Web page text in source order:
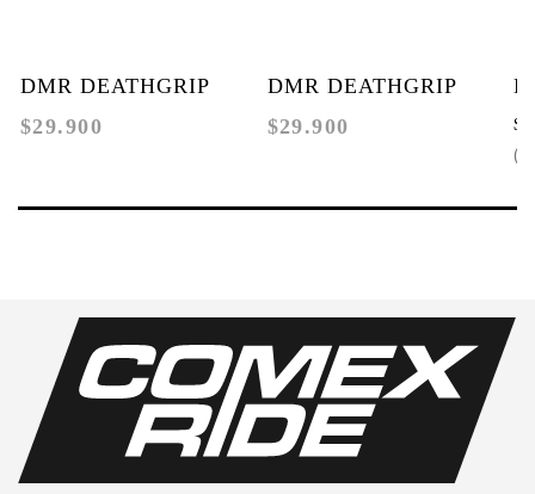
DMR DEATHGRIP
RED FLANGELESS
$29.900
DMR DEATHGRIP
CAMO FLANGE
$29.900
(